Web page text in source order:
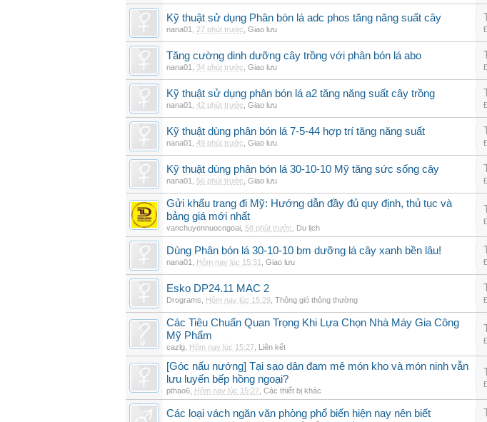
Kỹ thuật sử dụng Phân bón lá adc phos tăng năng suất cây
nana01 27 phút trước Giao lưu
Tăng cường dinh dưỡng cây trồng với phân bón lá abo
nana01 34 phút trước Giao lưu
Kỹ thuật sử dụng phân bón lá a2 tăng năng suất cây trồng
nana01 42 phút trước Giao lưu
Kỹ thuật dùng phân bón lá 7-5-44 hợp trí tăng năng suất
nana01 49 phút trước Giao lưu
Kỹ thuật dùng phân bón lá 30-10-10 Mỹ tăng sức sống cây
nana01 56 phút trước Giao lưu
Gửi khẩu trang đi Mỹ: Hướng dẫn đầy đủ quy định, thủ tục và
bảng giá mới nhất
vanchuyennuocngoai 58 phút trước Du lịch
Dùng Phân bón lá 30-10-10 bm dưỡng lá cây xanh bền lâu!
nana01 Hôm nay lúc 15:31 Giao lưu
Esko DP24.11 MAC 2
Drograms Hôm nay lúc 15:29 Thông gió thông thường
Các Tiêu Chuẩn Quan Trọng Khi Lựa Chọn Nhà Máy Gia Công
Mỹ Phẩm
cazlg Hôm nay lúc 15:27 Liên kết
[Góc nấu nướng] Tại sao dân đam mê món kho và món ninh vẫn
lưu luyến bếp hồng ngoại?
pthao6 Hôm nay lúc 15:27 Các thiết bị khác
Các loại vách ngăn văn phòng phổ biến hiện nay nên biết